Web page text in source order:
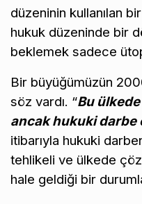
düzeninin kullanılan
hukuk düzeninde bir
beklemek sadece
Bir büyüğümüzün
söz vardı. “Bu
ancak hukuki darbe
itibarıyla hukuki
tehlikeli ve ülkede
hale geldiği bir